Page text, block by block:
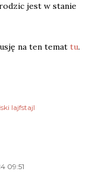
jest w stanie
na ten temat tu.
lajfstajl
09:51